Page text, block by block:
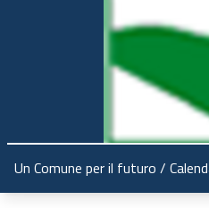
Regione Emilia-Romagna Partecipazione
Un Comune per il futuro /